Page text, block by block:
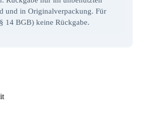
und in Originalverpackung. Für
14 BGB) keine Rückgabe.